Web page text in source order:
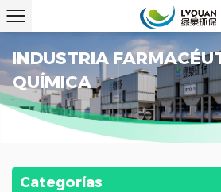
INDUSTRIA
QUÍMICA
Categorías